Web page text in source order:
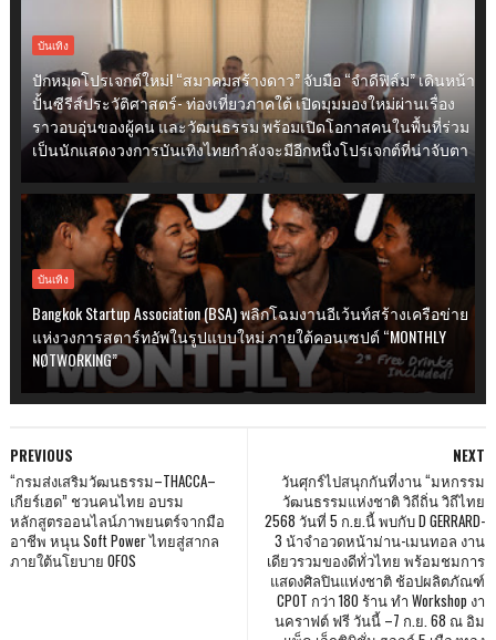
บันเทิง
ปักหมุดโปรเจกต์ใหม่! “สมาคมสร้างดาว” จับมือ “จำดีฟิล์ม” เดินหน้า
ปั้นซีรีส์ประวัติศาสตร์- ท่องเที่ยวภาคใต้ เปิดมุมมองใหม่ผ่านเรื่อง
ราวอบอุ่นของผู้คน และวัฒนธรรม พร้อมเปิดโอกาสคนในพื้นที่ร่วม
เป็นนักแสดงวงการบันเทิงไทยกำลังจะมีอีกหนึ่งโปรเจกต์ที่น่าจับตา
บันเทิง
Bangkok Startup Association (BSA) พลิกโฉมงานอีเว้นท์สร้างเครือข่าย
แห่งวงการสตาร์ทอัพในรูปแบบใหม่ ภายใต้คอนเซปต์ “MONTHLY
NØTWORKING”
NEXT
วันศุกร์ไปสนุกกันที่งาน “มหกรรม
วัฒนธรรมแห่งชาติ วิถีถิ่น วิถีไทย
2568 วันที่ 5 ก.ย.นี้ พบกับ D GERRARD-
3 น้าจำอวดหน้าม่าน-เมนทอล งาน
เดียวรวมของดีทั่วไทย พร้อมชมการ
แสดงศิลปินแห่งชาติ ช้อปผลิตภัณฑ์
CPOT กว่า 180 ร้าน ทำ Workshop งา
นคราฟต์ ฟรี วันนี้ –7 ก.ย. 68 ณ อิม
PREVIOUS
“กรมส่งเสริมวัฒนธรรม–THACCA–
เกียร์เฮด” ชวนคนไทย อบรม
หลักสูตรออนไลน์ภาพยนตร์จากมือ
อาชีพ หนุน Soft Power ไทยสู่สากล
ภายใต้นโยบาย OFOS